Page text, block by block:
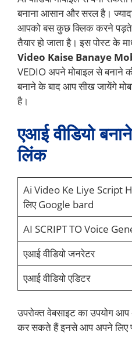
बनाना आसान और सरल है।
आपको बस कुछ क्लिक करने
तैयार हो जाता है। इस पोस्ट के
Video Kaise Banaye
VEDIO अपने मोबाइल से बनाने
बनाने के बाद आप सीख जायेंगे
है।
एआई वीडियो
लिंक
Ai Video Ke Liye Script
लिए Google bard
AI SCRIPT TO Voice
एआई वीडियो जनरेटर
एआई वीडियो एडिटर
उपरोक्त वेबसाइट का उपयोग
कर सकते हैं इनसे आप अपने लिए